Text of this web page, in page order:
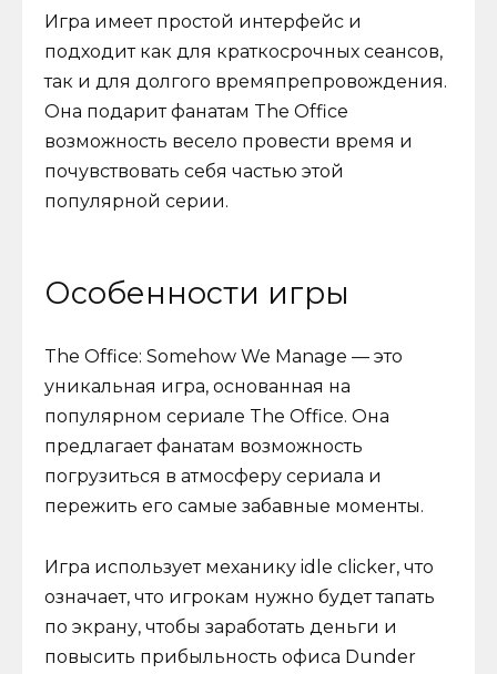
Игра имеет простой интерфейс и
подходит как для краткосрочных сеансов,
так и для долгого времяпрепровождения.
Она подарит фанатам The Office
возможность весело провести время и
почувствовать себя частью этой
популярной серии.
Особенности игры
The Office: Somehow We Manage — это
уникальная игра, основанная на
популярном сериале The Office. Она
предлагает фанатам возможность
погрузиться в атмосферу сериала и
пережить его самые забавные моменты.
Игра использует механику idle clicker, что
означает, что игрокам нужно будет тапать
по экрану, чтобы заработать деньги и
повысить прибыльность офиса Dunder